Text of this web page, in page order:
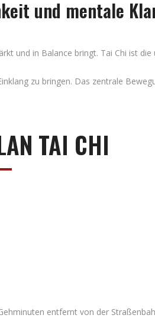
und mentale
und in Balance bringt. Tai Chi ist
zu bringen. Das zentrale
TAI CHI
entfernt von der